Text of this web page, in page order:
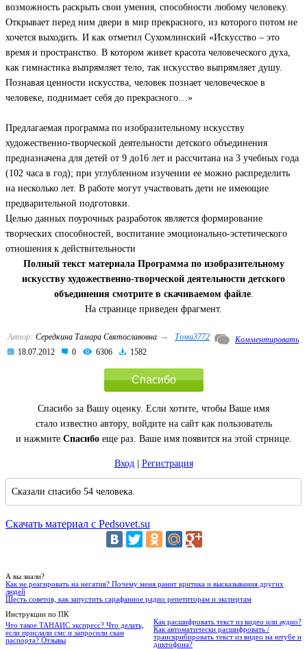
возможность раскрыть свои умения, способности любому человеку.
Открывает перед ним двери в мир прекрасного, из которого потом не
хочется выходить. И как отметил Сухомлинский «Искусство – это
время и пространство. В котором живет красота человеческого духа,
как гимнастика выпрямляет тело, так искусство выпрямляет душу.
Познавая ценности искусства, человек познает человеческое в
человеке, поднимает себя до прекрасного…»
Предлагаемая программа по изобразительному искусству
художественно-творческой деятельности детского объединения
предназначена для детей от 9 до16 лет и рассчитана на 3 учебных года
(102 часа в год); при углубленном изучении ее можно распределить
на несколько лет. В работе могут участвовать дети не имеющие
предварительной подготовки.
Целью данных поурочных разработок является формирование
творческих способностей, воспитание эмоционально-эстетического
отношения к действительности
Полный текст материала Программа по изобразительному
искусству художественно-творческой деятельности детского
объединения смотрите в скачиваемом файле.
На странице приведен фрагмент.
Автор: Середкина Тамара Святославовна →
Томи3772
18.07.2012
0 6306 1582
Комментировать
Спасибо
Спасибо за Вашу оценку. Если хотите, чтобы Ваше имя
стало известно автору, войдите на сайт как пользователь
и нажмите Спасибоеще раз. Ваше имя появится на этой стрнице.
Вход| Регистрация
Сказали спасибо 54 человека.
Скачать материал с Pedsovet.su
А вы знали?
Как не реагировать на негатив? Почему меня ранит критика и высказывания других
людей
Шесть советов, как запустить сарафанное радио репетиторам и экспертам
Инструкции по ПК
Что такое ТАНАИС экспресс? Что делать,
если прислали смс и запросили скан
паспорта? Отзывы
Как расшифровать текст из видео или аудио?
Как автоматически расшифровать /
транскрибировать текст из видео на ютубе и
диктофона?